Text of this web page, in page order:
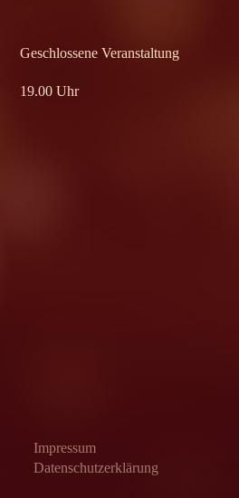
Geschlossene Veranstaltung
19.00 Uhr
Impressum
Datenschutzerklärung